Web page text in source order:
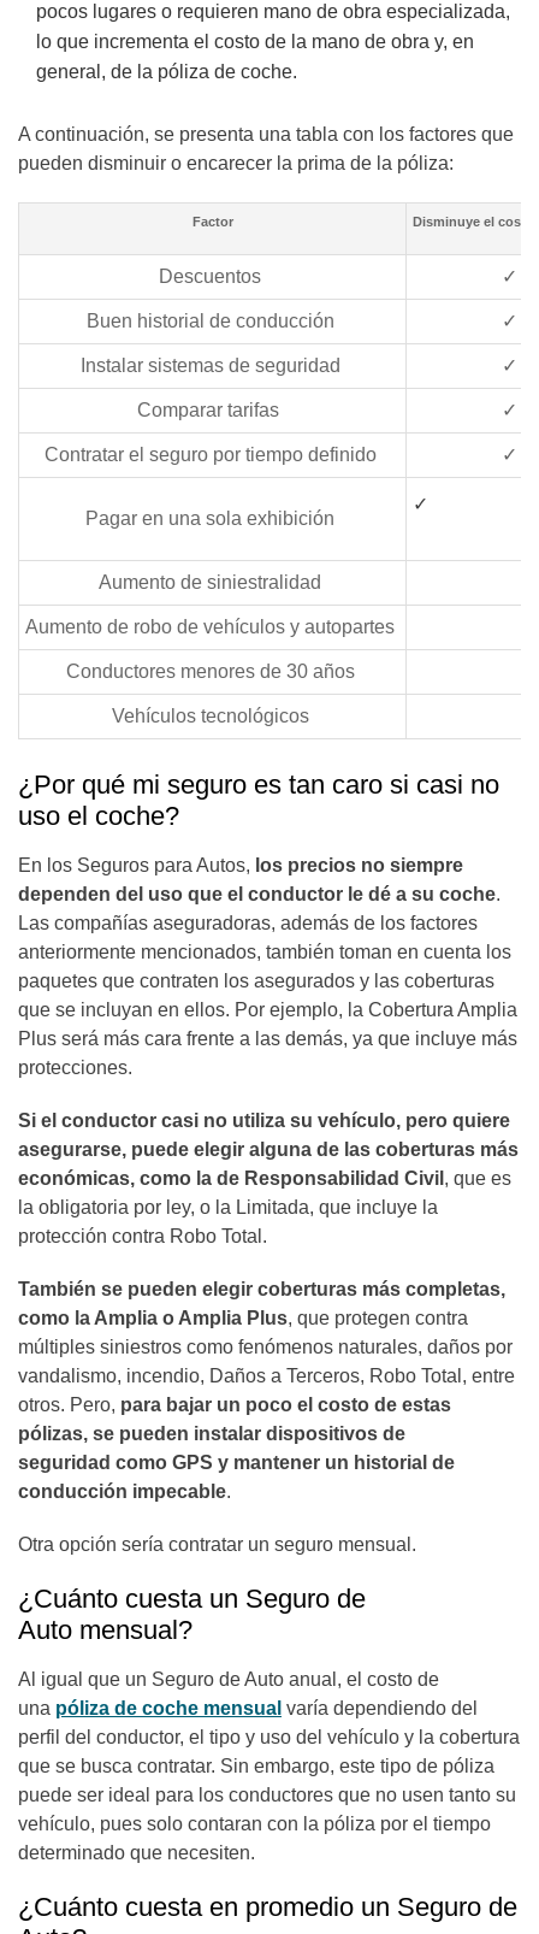
pocos lugares o requieren mano de obra especializada,
lo que incrementa el costo de la mano de obra y, en
general, de la póliza de coche.
A continuación, se presenta una tabla con los factores que
pueden disminuir o encarecer la prima de la póliza:
Factor Disminuye el costo
Descuentos ✓
Buen historial de conducción ✓
Instalar sistemas de seguridad ✓
Comparar tarifas ✓
Contratar el seguro por tiempo definido ✓
Pagar en una sola exhibición
✓
Aumento de siniestralidad
Aumento de robo de vehículos y autopartes
Conductores menores de 30 años
Vehículos tecnológicos
¿Por qué mi seguro es tan caro si casi no
uso el coche?
En los Seguros para Autos, los precios no siempre
dependen del uso que el conductor le dé a su coche.
Las compañías aseguradoras, además de los factores
anteriormente mencionados, también toman en cuenta los
paquetes que contraten los asegurados y las coberturas
que se incluyan en ellos. Por ejemplo, la Cobertura Amplia
Plus será más cara frente a las demás, ya que incluye más
protecciones.
Si el conductor casi no utiliza su vehículo, pero quiere
asegurarse, puede elegir alguna de las coberturas más
económicas, como la de Responsabilidad Civil , que es
la obligatoria por ley, o la Limitada, que incluye la
protección contra Robo Total.
También se pueden elegir coberturas más completas,
como la Amplia o Amplia Plus, que protegen contra
múltiples siniestros como fenómenos naturales, daños por
vandalismo, incendio, Daños a Terceros, Robo Total, entre
otros. Pero, para bajar un poco el costo de estas
pólizas, se pueden instalar dispositivos de
seguridad como GPS y mantener un historial de
conducción impecable.
Otra opción sería contratar un seguro mensual.
¿Cuánto cuesta un Seguro de
Auto mensual?
Al igual que un Seguro de Auto anual, el costo de
una póliza de coche mensual varía dependiendo del
perfil del conductor, el tipo y uso del vehículo y la cobertura
que se busca contratar. Sin embargo, este tipo de póliza
puede ser ideal para los conductores que no usen tanto su
vehículo, pues solo contaran con la póliza por el tiempo
determinado que necesiten.
¿Cuánto cuesta en promedio un Seguro de